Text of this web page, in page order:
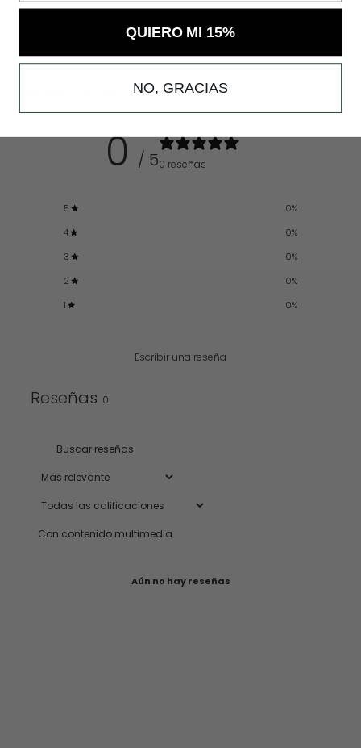
Reseñas de clientes
0 / 50 reseñas
5 0%
4
0%
3
0%
2
0%
1
0%
Escribir una reseña
Reseñas 0
Con contenido multimedia
Aún no hay reseñas
QUIERO MI 15%
NO, GRACIAS